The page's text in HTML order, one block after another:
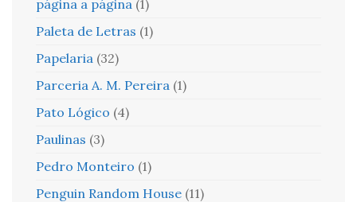
página a página (1)
Paleta de Letras (1)
Papelaria (32)
Parceria A. M. Pereira (1)
Pato Lógico (4)
Paulinas (3)
Pedro Monteiro (1)
Penguin Random House (11)